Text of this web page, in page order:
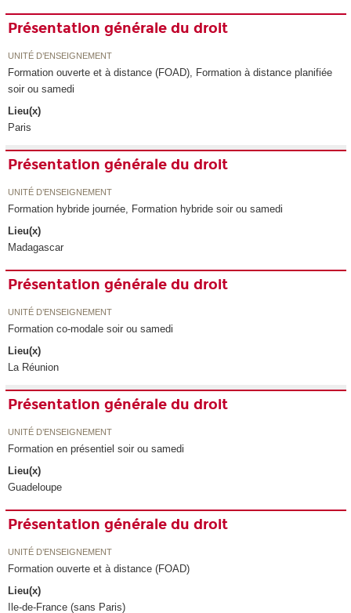
Présentation générale du droit
UNITÉ D’ENSEIGNEMENT
Formation ouverte et à distance (FOAD), Formation à distance planifiée
soir ou samedi
Lieu(x)
Paris
Présentation générale du droit
UNITÉ D’ENSEIGNEMENT
Formation hybride journée, Formation hybride soir ou samedi
Lieu(x)
Madagascar
Présentation générale du droit
UNITÉ D’ENSEIGNEMENT
Formation co-modale soir ou samedi
Lieu(x)
La Réunion
Présentation générale du droit
UNITÉ D’ENSEIGNEMENT
Formation en présentiel soir ou samedi
Lieu(x)
Guadeloupe
Présentation générale du droit
UNITÉ D’ENSEIGNEMENT
Formation ouverte et à distance (FOAD)
Lieu(x)
Ile-de-France (sans Paris)